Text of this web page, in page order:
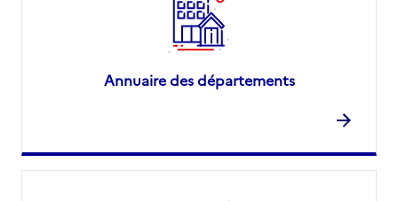
Annuaire des départements